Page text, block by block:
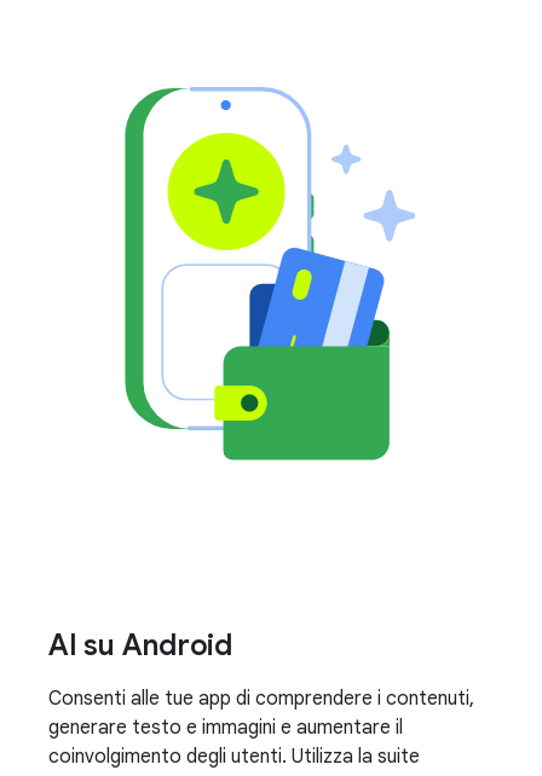
AI su Android
Consenti alle tue app di comprendere i contenuti,
generare testo e immagini e aumentare il
coinvolgimento degli utenti. Utilizza la suite